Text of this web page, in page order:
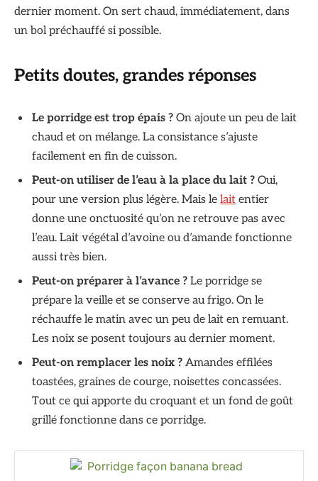
dernier moment. On sert chaud, immédiatement, dans
un bol préchauffé si possible.
Petits doutes, grandes réponses
Le porridge est trop épais ? On ajoute un peu de lait
chaud et on mélange. La consistance s’ajuste
facilement en fin de cuisson.
Peut-on utiliser de l’eau à la place du lait ? Oui,
pour une version plus légère. Mais le lait entier
donne une onctuosité qu’on ne retrouve pas avec
l’eau. Lait végétal d’avoine ou d’amande fonctionne
aussi très bien.
Peut-on préparer à l’avance ? Le porridge se
prépare la veille et se conserve au frigo. On le
réchauffe le matin avec un peu de lait en remuant.
Les noix se posent toujours au dernier moment.
Peut-on remplacer les noix ? Amandes effilées
toastées, graines de courge, noisettes concassées.
Tout ce qui apporte du croquant et un fond de goût
grillé fonctionne dans ce porridge.